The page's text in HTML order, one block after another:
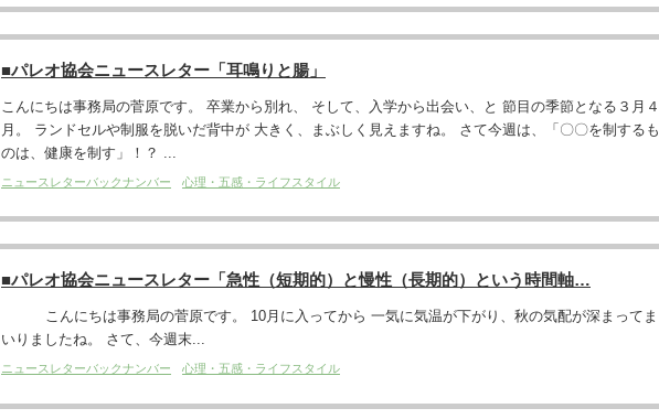
■パレオ協会ニュースレター「耳鳴りと腸」
こんにちは事務局の菅原です。 卒業から別れ、 そして、入学から出会い、と 節目の季節となる３月４
月。 ランドセルや制服を脱いだ背中が 大きく、まぶしく見えますね。 さて今週は、「〇〇を制するも
のは、健康を制す」！？ ...
ニュースレターバックナンバー 心理・五感・ライフスタイル
■パレオ協会ニュースレター「急性（短期的）と慢性（長期的）という時間軸…
こんにちは事務局の菅原です。 10月に入ってから 一気に気温が下がり、秋の気配が深まってま
いりましたね。 さて、今週末...
ニュースレターバックナンバー 心理・五感・ライフスタイル